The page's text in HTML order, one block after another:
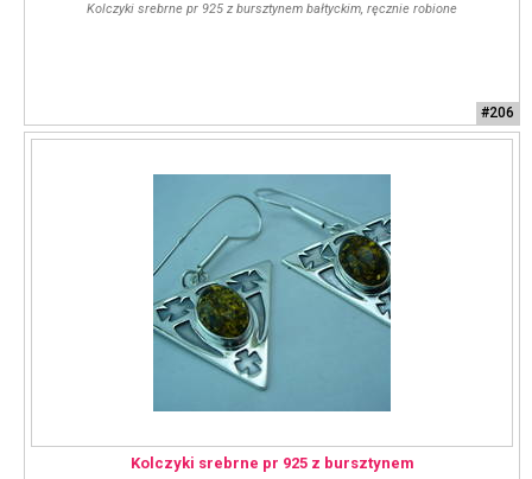
Kolczyki srebrne pr 925 z bursztynem bałtyckim, ręcznie robione
#206
Kolczyki srebrne pr 925 z bursztynem